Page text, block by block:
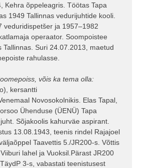
Kehra õppeleagris. Töötas Tapa
1949 Tallinnas vedurijuhtide kooli.
veduridispetšer ja 1957–1982
operaator. Soompoistee
Tallinnas. Suri 24.07.2013, maetud
rahulasse.
võis ka tema olla:
kersantti
Novosokolnikis. Elas Tapal,
Ühenduse (ÜENÜ) Tapa
Sõjakoolis kahurväe aspirant.
13.08.1943, teenis rindel Rajajoel
Taavettis 5./JR200-s. Võttis
lahel ja Vuoksil.Pärast JR200
3-s, vabastati teenistusest